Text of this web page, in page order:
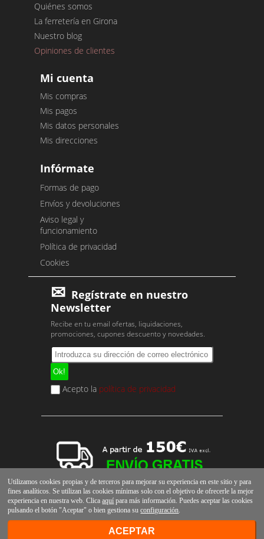
Quiénes somos
La ferretería en Girona
Nuestro blog
Opiniones de clientes
Mi cuenta
Mis compras
Mis pagos
Mis datos personales
Mis direcciones
Infórmate
Formas de pago
Envíos y devoluciones
Aviso legal y
funcionamiento
Política de privacidad
Cookies
Regístrate en nuestro
Newsletter
Recibe en tu email ofertas, liquidaciones,
promociones, cupones descuento y novedades.
Acepto la política de privacidad
Utilizamos cookies propias y de terceros para mejorar su experiencia en este sitio y para
fines analíticos. Se utilizan las cookies mínimas solo con el objetivo de ofrecerle la mejor
experiencia en nuestra web. Clicaaquí para más información. Puedes aceptar las cookies
pulsando el botón "Aceptar" o bien gestiona suconfiguración.
ACEPTAR